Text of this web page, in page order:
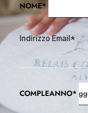
NOME*
Indirizzo Email*
COMPLEANNO*